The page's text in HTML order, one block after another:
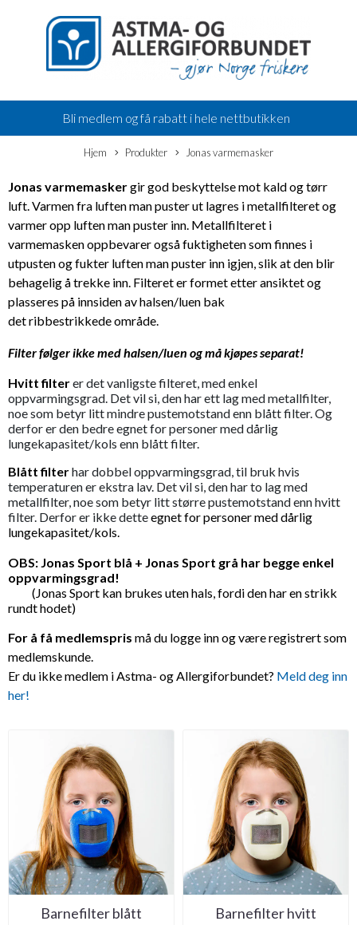
Bli medlem og få rabatt i hele nettbutikken
Hjem Produkter Jonas varmemasker
Jonas varmemaskergir god beskyttelse mot kald og tørr
luft. Varmen fra luften man puster ut lagres i metallfilteret og
varmer opp luften man puster inn. Metallfilteret i
varmemasken oppbevarer også fuktigheten som finnes i
utpusten og fukter luften man puster inn igjen, slik at den blir
behagelig å trekke inn. Filteret er formet etter ansiktet og
plasseres på innsiden av halsen/luen bak
det ribbestrikkede område.
Filter følger ikke med halsen/luen og må kjøpes separat!
Hvitt filterer det vanligste filteret, med enkel
oppvarmingsgrad. Det vil si, den har ett lag med metallfilter,
noe som betyr litt mindre pustemotstand enn blått filter. Og
derfor er den bedre egnet for personer med dårlig
lungekapasitet/kols enn blått filter.
Blått filterhar dobbel oppvarmingsgrad, til bruk hvis
temperaturen er ekstra lav. Det vil si, den har to lag med
metallfilter, noe som betyr litt større pustemotstand enn hvitt
filter. Derfor er ikke detteegnet for personer med dårlig
lungekapasitet/kols.
OBS: Jonas Sport blå + Jonas Sport grå har begge enkel
oppvarmingsgrad!
(Jonas Sport kan brukes uten hals, fordi den har en strikk
rundt hodet)
For å få medlemspris må du logge inn og være registrert som
medlemskunde.
Er du ikke medlem i Astma- og Allergiforbundet? Meld deg inn
her!
Barnefilter blått
Barnefilter hvitt